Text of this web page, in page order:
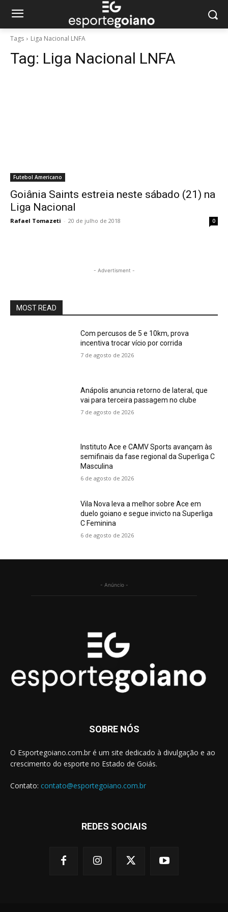
Tags Liga Nacional LNFA
Tag: Liga Nacional LNFA
Futebol Americano
Goiânia Saints estreia neste sábado (21) na
Liga Nacional
Rafael Tomazeti - 20 de julho de 2018 0
- Advertisment -
MOST READ
Com percusos de 5 e 10km, prova
incentiva trocar vício por corrida
7 de agosto de 2026
Anápolis anuncia retorno de lateral, que
vai para terceira passagem no clube
7 de agosto de 2026
Instituto Ace e CAMV Sports avançam às
semifinais da fase regional da Superliga C
Masculina
6 de agosto de 2026
Vila Nova leva a melhor sobre Ace em
duelo goiano e segue invicto na Superliga
C Feminina
6 de agosto de 2026
- Anúncio -
SOBRE NÓS
O Esportegoiano.com.br é um site dedicado à divulgação e ao
crescimento do esporte no Estado de Goiás.
Contato: contato@esportegoiano.com.br
REDES SOCIAIS